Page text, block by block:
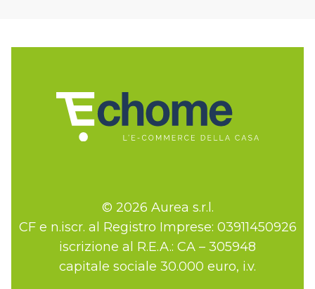
© 2026 Aurea s.r.l.
CF e n.iscr. al Registro Imprese: 03911450926
iscrizione al R.E.A.: CA – 305948
capitale sociale 30.000 euro, i.v.